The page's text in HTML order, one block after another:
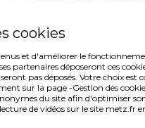
et d'améliorer le
partenaires déposeront ces
pas déposés. Votre choix est
sur la page -Gestion des
du site afin d'optimiser
de vidéos sur le site metz.fr
Du Big Bang à
l’Homme